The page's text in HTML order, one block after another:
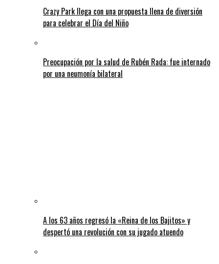
Crazy Park llega con una propuesta llena de diversión
para celebrar el Día del Niño
Preocupación por la salud de Rubén Rada: fue internado
por una neumonía bilateral
A los 63 años regresó la «Reina de los Bajitos» y
despertó una revolución con su jugado atuendo